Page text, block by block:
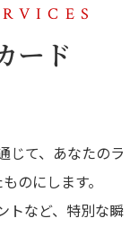
ード
じて、あなたのラ
のにします。
トなど、特別な瞬